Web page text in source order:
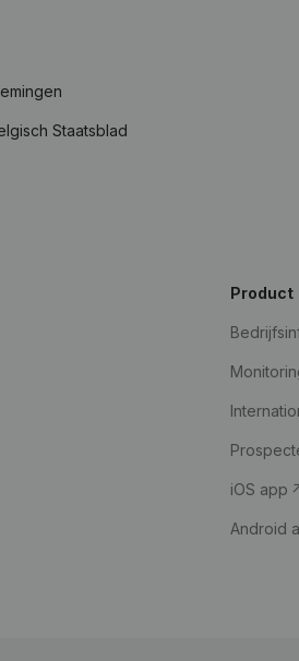
Staatsblad
Product
iOS app
Android